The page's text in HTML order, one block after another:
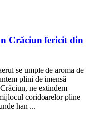
Crăciun fericit din
se umple de aroma de
plini de imensă
ne extindem
coridoarelor pline
han ...